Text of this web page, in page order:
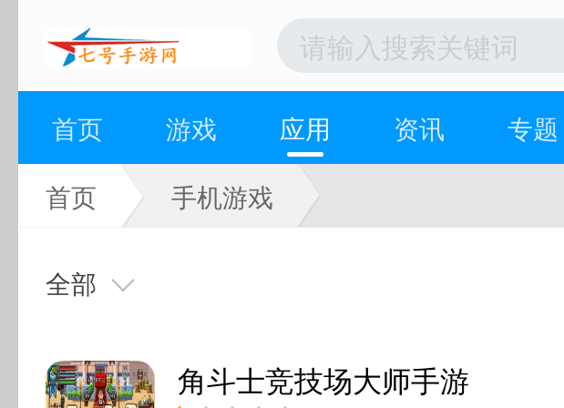
首页 游戏 应用 资讯
专题
首页
手机游戏
全部
角斗士竞技场大师手游